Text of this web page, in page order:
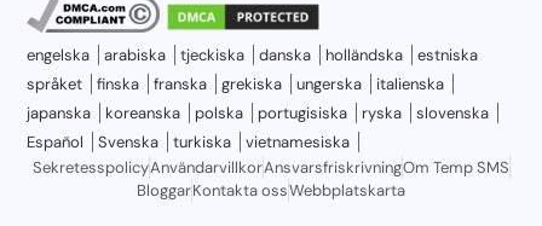
engelska arabiska tjeckiska danska holländska
estniska
språket
finska franska grekiska ungerska
italienska
japanska
koreanska polska portugisiska ryska
slovenska
Español
Svenska turkiska
vietnamesiska
SekretesspolicyAnvändarvillkorAnsvarsfriskrivningOm Temp SMS
BloggarKontakta ossWebbplatskarta